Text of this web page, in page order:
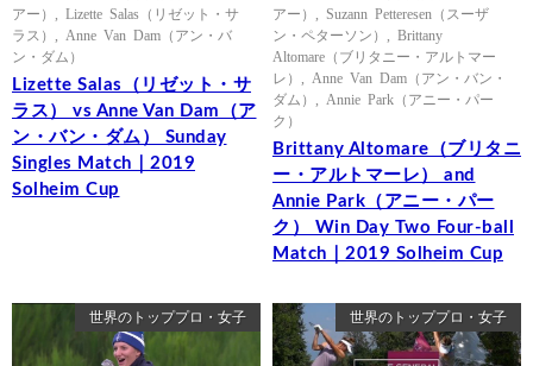
アー）
Lizette Salas（リゼット・サ
ラス）
Anne Van Dam（アン・バ
ン・ダム）
Lizette Salas（リゼット・サ
ラス） vs Anne Van Dam（ア
ン・バン・ダム） Sunday
Singles Match｜2019
Solheim Cup
アー）
Suzann Petteresen（スーザ
ン・ペターソン）
Brittany
Altomare（ブリタニー・アルトマー
レ）
Anne Van Dam（アン・バン・
ダム）
Annie Park（アニー・パー
ク）
Brittany Altomare（ブリタニ
ー・アルトマーレ） and
Annie Park（アニー・パー
ク） Win Day Two Four-ball
Match｜2019 Solheim Cup
世界のトッププロ・女子 世界のトッププロ・女子